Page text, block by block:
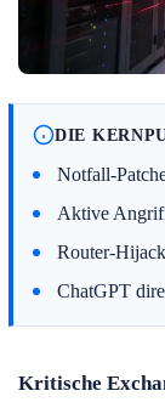
DIE
Notfall-
Aktive
Router-
ChatGPT
Kritische